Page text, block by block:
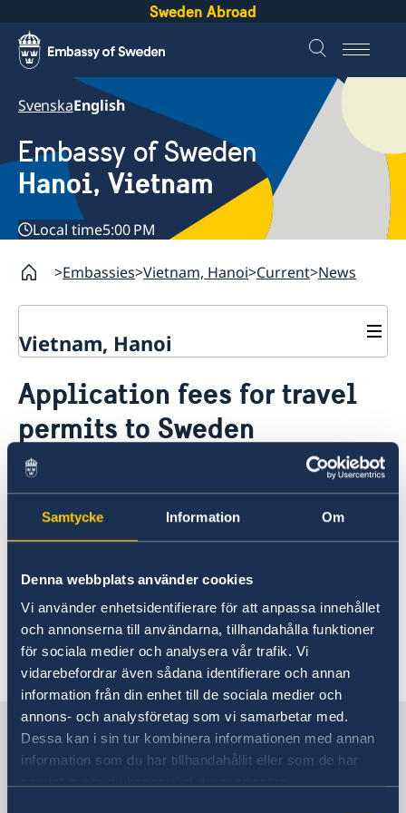
Samtycke Information Om
Denna webbplats använder cookies
Vi använder enhetsidentifierare för att anpassa innehållet
och annonserna till användarna, tillhandahålla funktioner
för sociala medier och analysera vår trafik. Vi
vidarebefordrar även sådana identifierare och annan
information från din enhet till de sociala medier och
annons- och analysföretag som vi samarbetar med.
Dessa kan i sin tur kombinera informationen med annan
information som du har tillhandahållit eller som de har
Sweden Abroad
SvenskaEnglish
Embassy of Sweden
Hanoi, Vietnam
Local time5:00 PM
Embassies Vietnam, Hanoi Current News
Vietnam, Hanoi
About us
GDPR - Data protection policy
Current
News
Application fees for travel
permits to Sweden
27 Jan 2021
Updated application fees for 2021.
Updated application fees for various permits to
visit Sweden. Applicable from 15 February 2021.
Read morehere.
Last updated 27 Jan 2021, 12.44 PM
Sweden in Vietnam, Hanoi
Embassy